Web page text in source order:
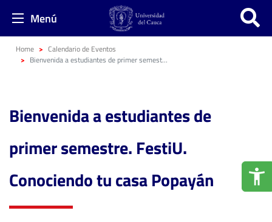
Menú
Home
Calendario de Eventos
Bienvenida a estudiantes de primer semestre. FestiU. Conociendo tu casa Popayán
Bienvenida a estudiantes de
primer semestre. FestiU.
Conociendo tu casa Popayán